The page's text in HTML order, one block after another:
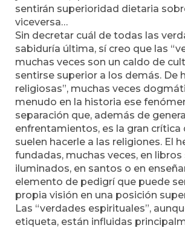
sentirán superioridad dietaria
viceversa…
Sin decretar cuál de todas las
sabiduría última, sí creo que las
muchas veces son un caldo de
sentirse superior a los demás. De
religiosas”, muchas veces
menudo en la historia ese
separación que, además de
enfrentamientos, es la gran
suelen hacerle a las religiones. El
fundadas, muchas veces, en
iluminados, en santos o en
elemento de pedigrí que puede
propia visión en una posición
Las “verdades espirituales”,
etiqueta, están influidas